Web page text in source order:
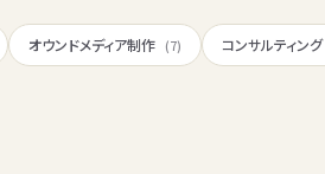
オウンドメディア制作 (7) コンサルティング